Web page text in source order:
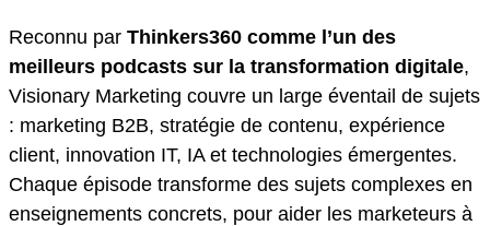
Reconnu par Thinkers360 comme l’un des
meilleurs podcasts sur la transformation digitale,
Visionary Marketing couvre un large éventail de sujets
: marketing B2B, stratégie de contenu, expérience
client, innovation IT, IA et technologies émergentes.
Chaque épisode transforme des sujets complexes en
enseignements concrets, pour aider les marketeurs à